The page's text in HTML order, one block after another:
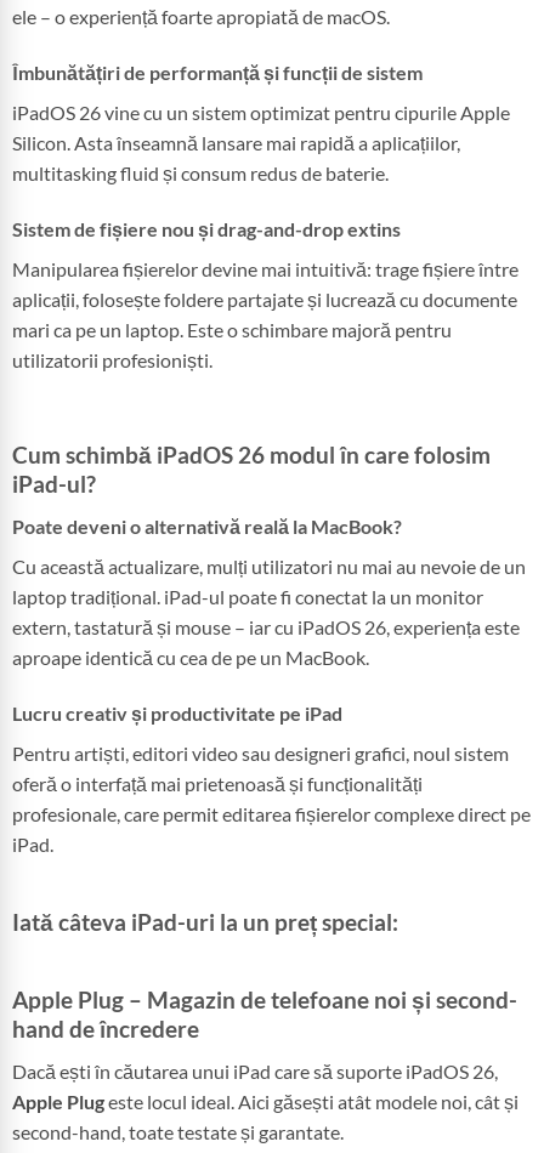
ele – o experiență foarte apropiată de macOS.
Îmbunătățiri de performanță și funcții de sistem
iPadOS 26 vine cu un sistem optimizat pentru cipurile Apple
Silicon. Asta înseamnă lansare mai rapidă a aplicațiilor,
multitasking fluid și consum redus de baterie.
Sistem de fișiere nou și drag-and-drop extins
Manipularea fișierelor devine mai intuitivă: trage fișiere între
aplicații, folosește foldere partajate și lucrează cu documente
mari ca pe un laptop. Este o schimbare majoră pentru
utilizatorii profesioniști.
Cum schimbă iPadOS 26 modul în care folosim
iPad-ul?
Poate deveni o alternativă reală la MacBook?
Cu această actualizare, mulți utilizatori nu mai au nevoie de un
laptop tradițional. iPad-ul poate fi conectat la un monitor
extern, tastatură și mouse – iar cu iPadOS 26, experiența este
aproape identică cu cea de pe un MacBook.
Lucru creativ și productivitate pe iPad
Pentru artiști, editori video sau designeri grafici, noul sistem
oferă o interfață mai prietenoasă și funcționalități
profesionale, care permit editarea fișierelor complexe direct pe
iPad.
Iată câteva iPad-uri la un preț special:
Apple Plug – Magazin de telefoane noi și second-
hand de încredere
Dacă ești în căutarea unui iPad care să suporte iPadOS 26,
Apple Plugeste locul ideal. Aici găsești atât modele noi, cât și
second-hand, toate testate și garantate.